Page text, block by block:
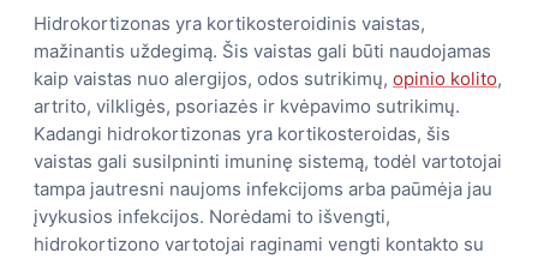
Hidrokortizonas yra kortikosteroidinis vaistas,
mažinantis uždegimą. Šis vaistas gali būti naudojamas
kaip vaistas nuo alergijos, odos sutrikimų, opinio kolito,
artrito, vilkligės, psoriazės ir kvėpavimo sutrikimų.
Kadangi hidrokortizonas yra kortikosteroidas, šis
vaistas gali susilpninti imuninę sistemą, todėl vartotojai
tampa jautresni naujoms infekcijoms arba paūmėja jau
įvykusios infekcijos. Norėdami to išvengti,
hidrokortizono vartotojai raginami vengti kontakto su